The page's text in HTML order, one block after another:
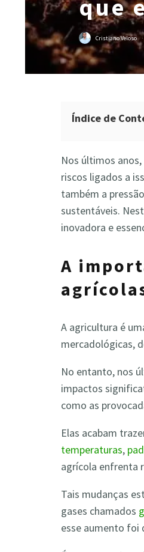
que
Cristiano Veloso ·
Índice de
Nos últimos
riscos ligados a
também a
sustentáveis.
inovadora e
A
A agricultura é
mercadológicas,
No entanto, nos
impactos
como as
Elas acabam
temperaturas,
agrícola enfrenta
Tais mudanças
gases chamados
esse aumento foi